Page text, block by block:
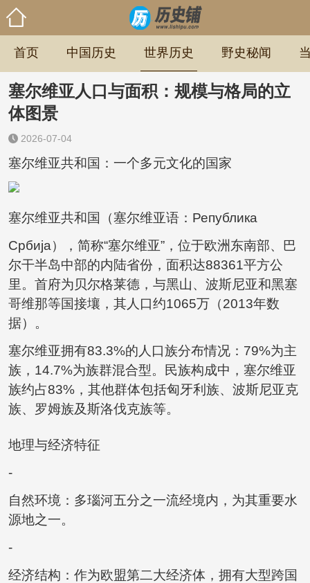
首页 中国历史 世界历史 野史秘闻
塞尔维亚人口与面积：规模与格局的立
体图景
2026-07-04
塞尔维亚共和国：一个多元文化的国家
塞尔维亚共和国（塞尔维亚语：Република
Србија），简称“塞尔维亚”，位于欧洲东南部、巴
尔干半岛中部的内陆省份，面积达88361平方公
里。首府为贝尔格莱德，与黑山、波斯尼亚和黑塞
哥维那等国接壤，其人口约1065万（2013年数
据）。
塞尔维亚拥有83.3%的人口族分布情况：79%为主
族，14.7%为族群混合型。民族构成中，塞尔维亚
族约占83%，其他群体包括匈牙利族、波斯尼亚克
族、罗姆族及斯洛伐克族等。
地理与经济特征
-
自然环境：多瑙河五分之一流经境内，为其重要水
源地之一。
-
经济结构：作为欧盟第二大经济体，拥有大型跨国